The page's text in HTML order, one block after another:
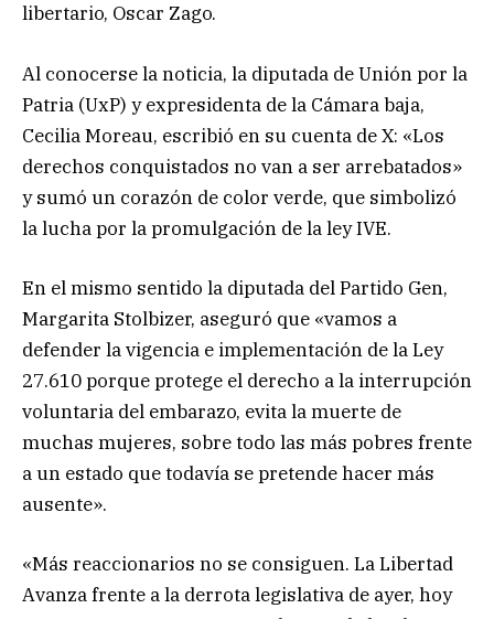
libertario, Oscar Zago.
Al conocerse la noticia, la diputada de Unión por la
Patria (UxP) y expresidenta de la Cámara baja,
Cecilia Moreau, escribió en su cuenta de X: «Los
derechos conquistados no van a ser arrebatados»
y sumó un corazón de color verde, que simbolizó
la lucha por la promulgación de la ley IVE.
En el mismo sentido la diputada del Partido Gen,
Margarita Stolbizer, aseguró que «vamos a
defender la vigencia e implementación de la Ley
27.610 porque protege el derecho a la interrupción
voluntaria del embarazo, evita la muerte de
muchas mujeres, sobre todo las más pobres frente
a un estado que todavía se pretende hacer más
ausente».
«Más reaccionarios no se consiguen. La Libertad
Avanza frente a la derrota legislativa de ayer, hoy